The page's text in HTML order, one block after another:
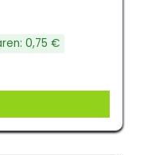
0,75 €